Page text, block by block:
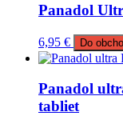
Panadol
6,95 € Do
Panadol
tabliet